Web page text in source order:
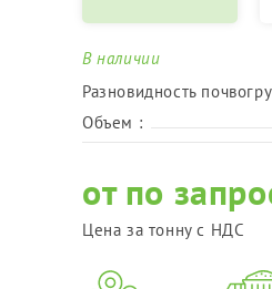
В наличии
Разновидность
Объем :
от по
Цена за тонну с НДС